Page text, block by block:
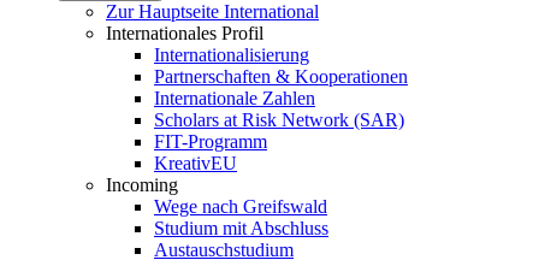
Zur Hauptseite International
Internationales Profil
Internationalisierung
Partnerschaften & Kooperationen
Internationale Zahlen
Scholars at Risk Network (SAR)
FIT-Programm
KreativEU
Incoming
Wege nach Greifswald
Studium mit Abschluss
Austauschstudium